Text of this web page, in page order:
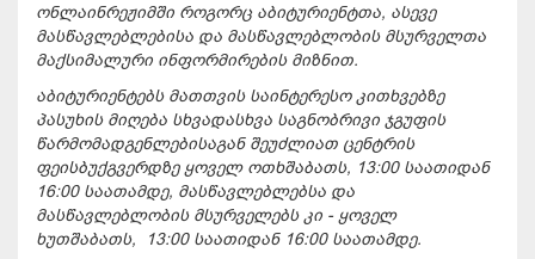
ონლაინრეჟიმში როგორც აბიტურიენტთა, ასევე
მასწავლებლებისა და მასწავლებლობის მსურველთა
მაქსიმალური ინფორმირების მიზნით.
აბიტურიენტებს მათთვის საინტერესო კითხვებზე
პასუხის მიღება სხვადასხვა საგნობრივი ჯგუფის
წარმომადგენლებისაგან შეუძლიათ ცენტრის
ფეისბუქგვერდზე ყოველ ოთხშაბათს, 13:00 საათიდან
16:00 საათამდე, მასწავლებლებსა და
მასწავლებლობის მსურველებს კი - ყოველ
ხუთშაბათს, 13:00 საათიდან 16:00 საათამდე.